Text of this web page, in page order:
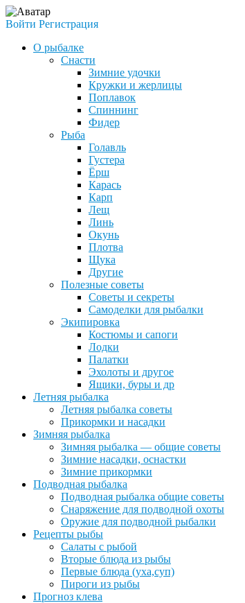
Войти Регистрация
О рыбалке
Снасти
Зимние удочки
Кружки и жерлицы
Поплавок
Спиннинг
Фидер
Рыба
Голавль
Густера
Ёрш
Карась
Карп
Лещ
Линь
Окунь
Плотва
Щука
Другие
Полезные советы
Советы и секреты
Самоделки для рыбалки
Экипировка
Костюмы и сапоги
Лодки
Палатки
Эхолоты и другое
Ящики, буры и др
Летняя рыбалка
Летняя рыбалка советы
Прикормки и насадки
Зимняя рыбалка
Зимняя рыбалка — общие советы
Зимние насадки, оснастки
Зимние прикормки
Подводная рыбалка
Подводная рыбалка общие советы
Снаряжение для подводной охоты
Оружие для подводной рыбалки
Рецепты рыбы
Салаты с рыбой
Вторые блюда из рыбы
Первые блюда (уха,суп)
Пироги из рыбы
Прогноз клева